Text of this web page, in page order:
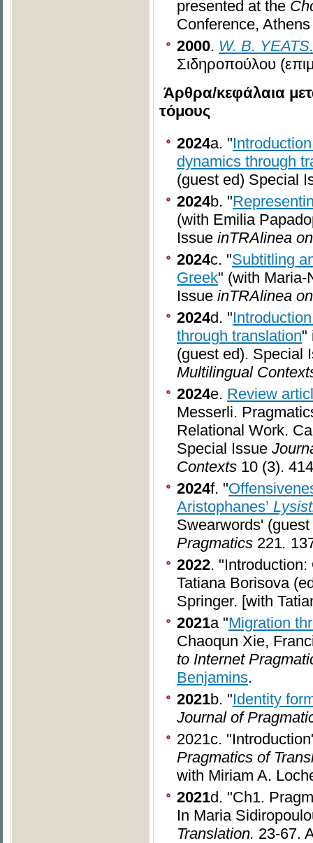
presented at the
Conference,
2000. W. B. YEATS
Σιδηροπούλου
Άρθρα/κεφάλαια
τόμους
2024a. "
dynamics through
(guest ed) Special
2024b. "
(with Emilia
Issue inTRAlinea
2024c. "Subtitling
Greek" (with
Issue inTRAlinea
2024d. "
through translation"
(guest ed). Special
Multilingual
2024e. Review
Messerli.
Relational Work.
Special Issue
Contexts 10 (3).
2024f. "
Aristophanes’
Swearwords'
Pragmatics 221.
2022.
Tatiana Borisova
Springer. [with
2021a "Migration
Chaoqun Xie,
to Internet
Benjamins.
2021b. "Identity
Journal of
2021c.
Pragmatics of
with Miriam A.
2021d. "Ch1.
In Maria
Translation. 23-67.